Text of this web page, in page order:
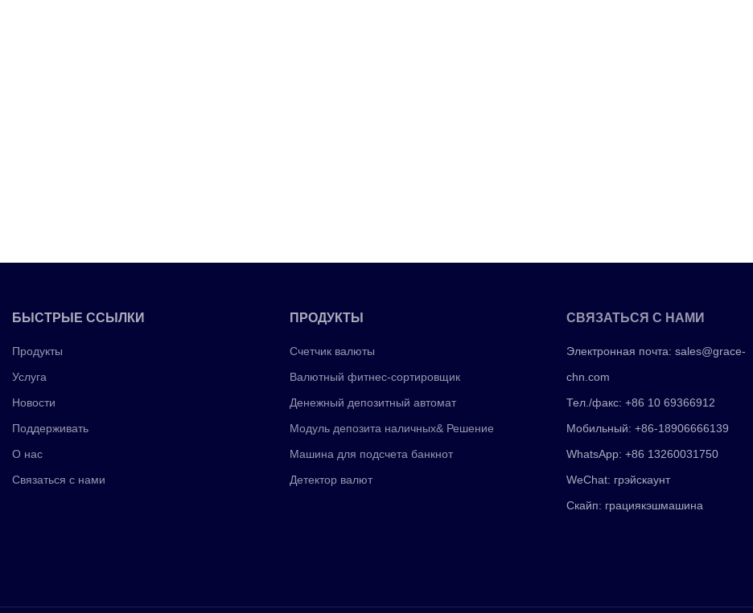
БЫСТРЫЕ ССЫЛКИ
Продукты
Услуга
Новости
Поддерживать
О нас
Связаться с нами
ПРОДУКТЫ
Счетчик валюты
Валютный фитнес-сортировщик
Денежный депозитный автомат
Модуль депозита наличных& Решение
Машина для подсчета банкнот
Детектор валют
СВЯЗАТЬСЯ С НАМИ
Электронная почта:sales@grace-
chn.com
Тел./факс: +86 10 69366912
Мобильный: +86-18906666139
WhatsApp: +86 13260031750
WeChat: грэйскаунт
Скайп: грациякэшмашина